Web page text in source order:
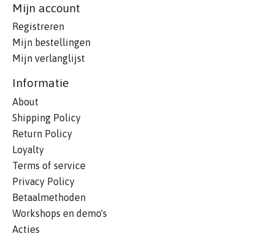
Mijn account
Registreren
Mijn bestellingen
Mijn verlanglijst
Informatie
About
Shipping Policy
Return Policy
Loyalty
Terms of service
Privacy Policy
Betaalmethoden
Workshops en demo's
Acties